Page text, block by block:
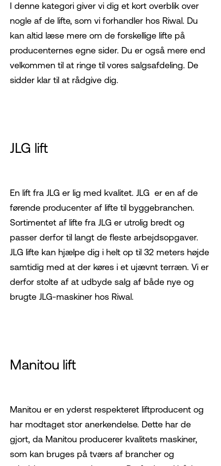
I denne kategori giver vi dig et kort overblik over
nogle af de lifte, som vi forhandler hos Riwal. Du
kan altid læse mere om de forskellige lifte på
producenternes egne sider. Du er også mere end
velkommen til at ringe til vores salgsafdeling. De
sidder klar til at rådgive dig.
JLG lift
En lift fra JLG er lig med kvalitet. JLG er en af de
førende producenter af lifte til byggebranchen.
Sortimentet af lifte fra JLG er utrolig bredt og
passer derfor til langt de fleste arbejdsopgaver.
JLG lifte kan hjælpe dig i helt op til 32 meters højde
samtidig med at der køres i et ujævnt terræn. Vi er
derfor stolte af at udbyde salg af både nye og
brugte JLG-maskiner hos Riwal.
Manitou lift
Manitou er en yderst respekteret liftproducent og
har modtaget stor anerkendelse. Dette har de
gjort, da Manitou producerer kvalitets maskiner,
som kan bruges på tværs af brancher og